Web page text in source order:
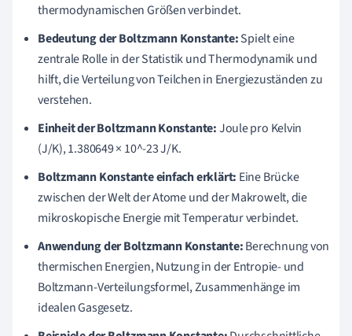
thermodynamischen Größen verbindet.
Bedeutung der Boltzmann Konstante:Spielt eine
zentrale Rolle in der Statistik und Thermodynamik und
hilft, die Verteilung von Teilchen in Energiezuständen zu
verstehen.
Einheit der Boltzmann Konstante:Joule pro Kelvin
(J/K), 1.380649 × 10^-23 J/K.
Boltzmann Konstante einfach erklärt: Eine Brücke
zwischen der Welt der Atome und der Makrowelt, die
mikroskopische Energie mit Temperatur verbindet.
Anwendung der Boltzmann Konstante:Berechnung von
thermischen Energien, Nutzung in der Entropie- und
Boltzmann-Verteilungsformel, Zusammenhänge im
idealen Gasgesetz.